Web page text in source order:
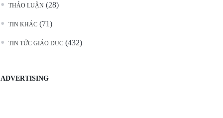
THẢO LUẬN (28)
TIN KHÁC (71)
TIN TỨC GIÁO DỤC (432)
ADVERTISING